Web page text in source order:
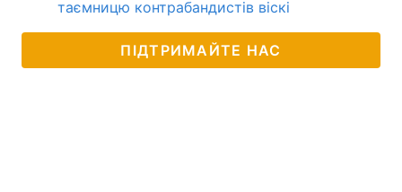
таємницю контрабандистів віскі
ПІДТРИМАЙТЕ НАС